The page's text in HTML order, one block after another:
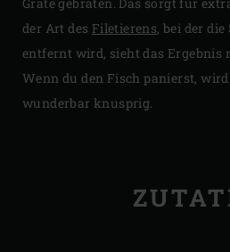
der Art des Filetierens, bei der
entfernt wird, sieht das Ergebnis
Wenn du den Fisch panierst,
wunderbar knusprig.